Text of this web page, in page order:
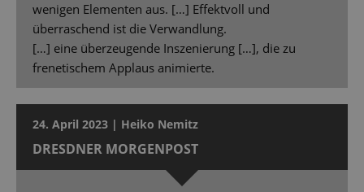
wenigen Elementen aus. […] Effektvoll und
überraschend ist die Verwandlung.
[…] eine überzeugende Inszenierung […], die zu
frenetischem Applaus animierte.
24. April 2023 | Heiko Nemitz
DRESDNER MORGENPOST